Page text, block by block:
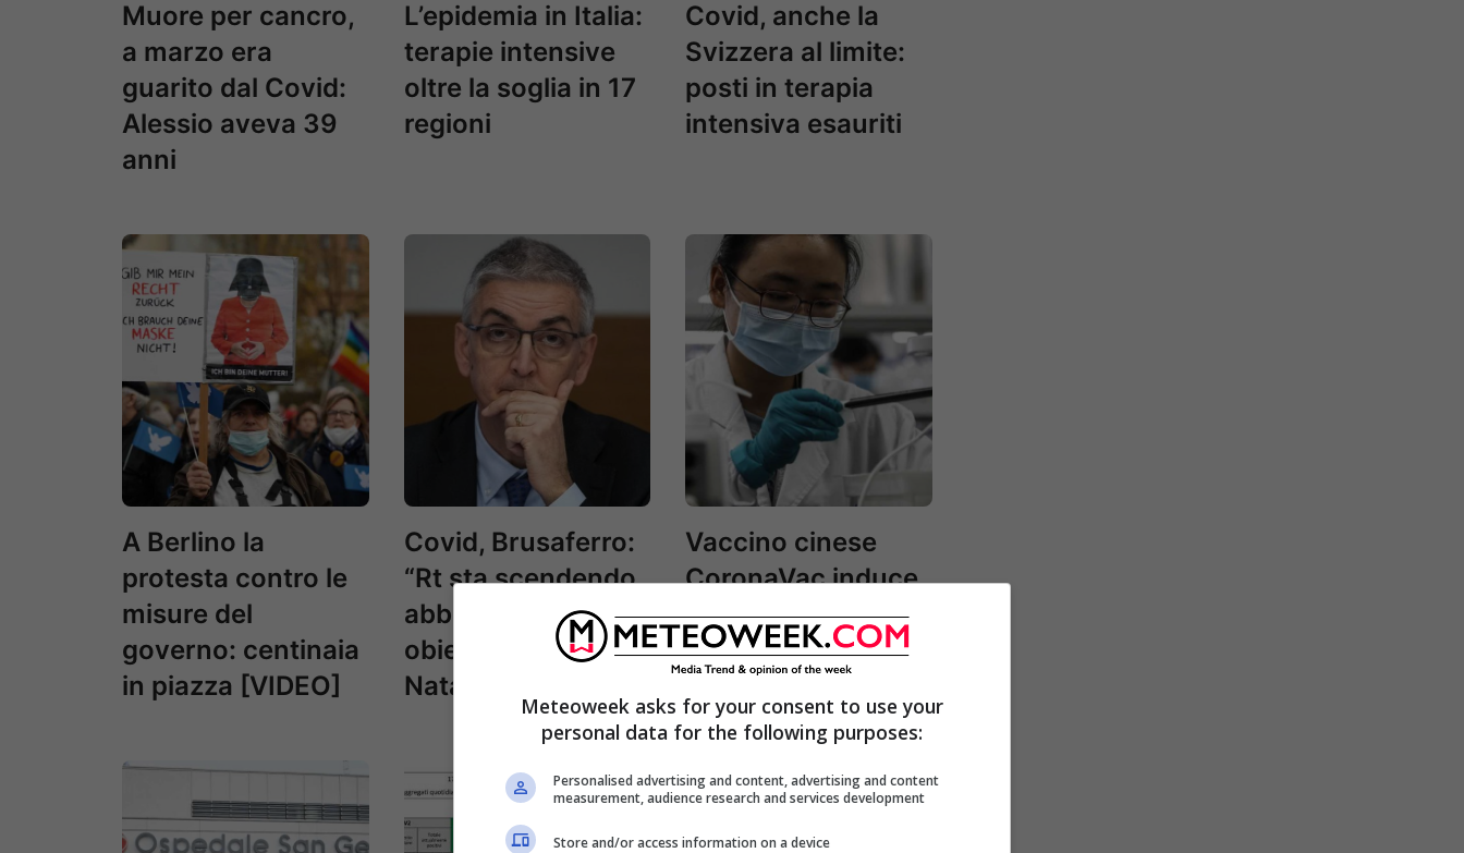
Muore per cancro,
a marzo era
guarito dal Covid:
Alessio aveva 39
anni
L’epidemia in Italia:
terapie intensive
oltre la soglia in 17
regioni
Covid, anche la
Svizzera al limite:
posti in terapia
intensiva esauriti
A Berlino la
protesta contro le
misure del
governo: centinaia
in piazza [VIDEO]
Covid, Brusaferro:
“Rt sta scendendo,
abbiamo un
obiettivo per
Natale”
Vaccino cinese
CoronaVac induce
rapidamente
anticorpi
Meteoweek asks for your consent to use your
personal data for the following purposes:
Personalised advertising and content, advertising and content
measurement, audience research and services development
Store and/or access information on a device